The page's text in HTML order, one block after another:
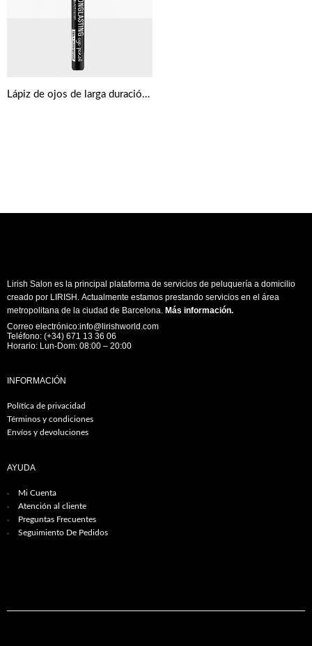
Lápiz de ojos de larga duración de Essence
Lirish Salon es la principal plataforma de servicios de peluquería a domicilio
creado por LIRISH. Actualmente estamos prestando servicios en el área
metropolitana de la ciudad de Barcelona. Más información.
Correo electrónico:info@lirishworld.com
Teléfono: (+34) 671 13 36 06
Horario: Lun-Dom: 08:00 – 20:00
INFORMACIÓN
Política de privacidad
Términos y condiciones
Envíos y devoluciones
AYUDA
Mi Cuenta
Atención al cliente
Preguntas Frecuentes
Seguimiento De Pedidos